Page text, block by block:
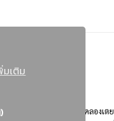
มเติม
มที่ 4 แขวงคลองเตย เขตคลองเตย